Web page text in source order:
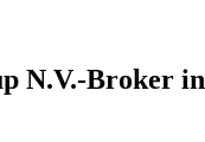
N.V.-Broker in